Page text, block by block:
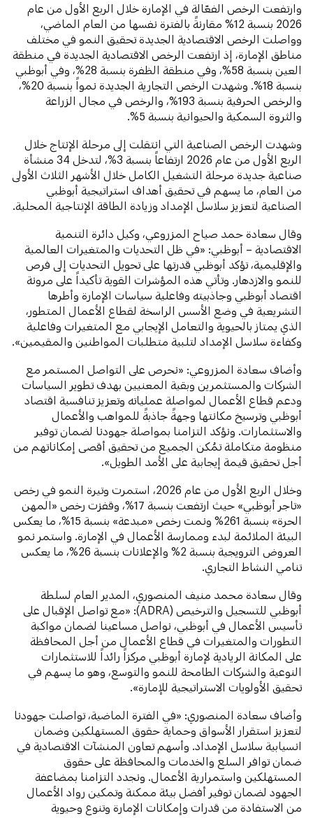
وارتفعت الرخص الفعّالة في الإمارة خلال الربع الأول من عام
2026 بنسبة 12% مقارنةً بالفترة نفسها من العام الماضي،
وواصلت الرخص الاقتصادية الجديدة تحقيق النمو في مختلف
مناطق الإمارة، إذ ارتفعت الرخص الاقتصادية الجديدة في منطقة
العين بنسبة 58%، وفي منطقة الظفرة بنسبة 28%، وفي أبوظبي
بنسبة 18%. وشهدت الرخص التجارية الجديدة نمواً بنسبة 20%،
والرخص الحرفية بنسبة 193%، والرخص في مجال الزراعة
والثروة السمكية والحيوانية بنسبة 5%.
وشهدت الرخص الصناعية التي انتقلت إلى مرحلة الإنتاج خلال
الربع الأول من عام 2026 ارتفاعاً بنسبة 3%، لتدخل 34 منشأة
صناعية جديدة مرحلة التشغيل الكامل خلال الأشهر الثلاث الأولى
من العام، ما يسهم في تحقيق أهداف استراتيجية أبوظبي
الصناعية لتعزيز سلاسل الإمداد وزيادة الطاقة الإنتاجية المحلية.
وقال سعادة حمد صياح المزروعي، وكيل دائرة التنمية
الاقتصادية – أبوظبي: «في ظل التحديات والمتغيرات العالمية
والإقليمية، تؤكد أبوظبي قدرتها على تحويل التحديات إلى فرص
للنمو والازدهار. وتأتي هذه المؤشرات القوية تأكيداً على مرونة
اقتصاد أبوظبي وجاذبيته وفاعلية سياسات الإمارة وأطرها
التشريعية في وضع الأسس الراسخة لقطاع الأعمال المتطور،
الذي يمتاز بالحيوية والتعامل الإيجابي مع المتغيرات وفاعلية
وكفاءة سلاسل الإمداد لتلبية متطلبات المواطنين والمقيمين».
وأضاف سعادة المزروعي: «نحرص على التواصل المستمر مع
الشركات والمستثمرين وبقية المعنيين بهدف تطوير السياسات
ودعم قطاع الأعمال لمواصلة عملياته وتعزيز تنافسية اقتصاد
أبوظبي وترسيخ مكانتها وجهةً جاذبةً للمواهب والأعمال
والاستثمارات. ونؤكد التزامنا بمواصلة جهودنا لضمان توفير
منظومة متكاملة تمُكن الجميع من تحقيق أقصى إمكاناتهم من
أجل تحقيق قيمة إيجابية على الأمد الطويل».
وخلال الربع الأول من عام 2026، استمرت وتيرة النمو في رخص
«تاجر أبوظبي» حيث ارتفعت بنسبة 17%، وقفزت رخص «المهن
الحرة» بنسبة 261% ونمت رخص «مبدعة» بنسبة 15%، ما يعكس
البيئة الملائمة لبدء وممارسة الأعمال في الإمارة. واستمر نمو
العروض الترويجية بنسبة 2% والإعلانات بنسبة 26%، ما يعكس
تنامي النشاط التجاري.
وقال سعادة محمد منيف المنصوري، المدير العام لسلطة
أبوظبي للتسجيل والترخيص (ADRA): «مع تواصل الإقبال على
تأسيس الأعمال في أبوظبي، نواصل مساعينا لضمان مواكبة
التطورات والمتغيرات في قطاع الأعمال من أجل المحافظة
على المكانة الريادية لإمارة أبوظبي مركزاً رائداً للاستثمارات
النوعية والشركات الطامحة للنمو والتوسع، وهو ما يسهم في
تحقيق الأولويات الاستراتيجية للإمارة».
وأضاف سعادة المنصوري: «في الفترة الماضية، تواصلت جهودنا
لتعزيز استقرار الأسواق وحماية حقوق المستهلكين وضمان
انسيابية سلاسل الإمداد. وأسهم تعاون المنشآت الاقتصادية في
ضمان توافر السلع والخدمات والمحافظة على حقوق
المستهلكين واستمرارية الأعمال. ونجدد التزامنا بمضاعفة
الجهود لضمان توفير أفضل بيئة ممكنة وتمكين رواد الأعمال
من الاستفادة من قدرات وإمكانات الإمارة وتنوع وحيوية